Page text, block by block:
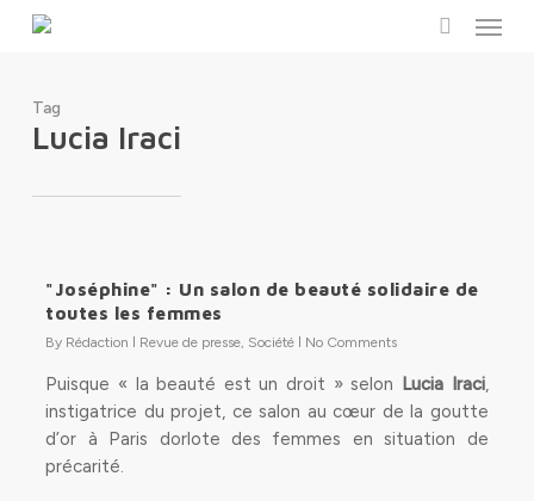
Menu
Tag
Lucia Iraci
"Joséphine" : Un salon de beauté solidaire de
toutes les femmes
By Rédaction Revue de presse, Société No Comments
Puisque « la beauté est un droit » selon Lucia Iraci,
instigatrice du projet, ce salon au cœur de la goutte
d’or à Paris dorlote des femmes en situation de
précarité.